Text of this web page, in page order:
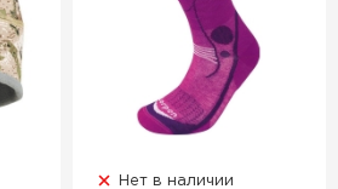
Нет в наличии